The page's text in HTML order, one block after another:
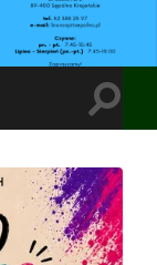
Toggle